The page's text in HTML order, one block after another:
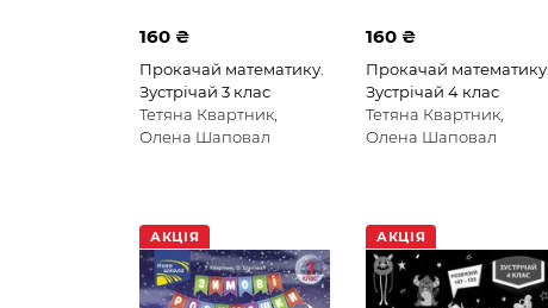
160 ₴
Прокачай математику.
Зустрічай 3 клас
Тетяна Квартник,
Олена Шаповал
160 ₴
Прокачай математику.
Зустрічай 4 клас
Тетяна Квартник,
Олена Шаповал
АКЦІЯ АКЦІЯ